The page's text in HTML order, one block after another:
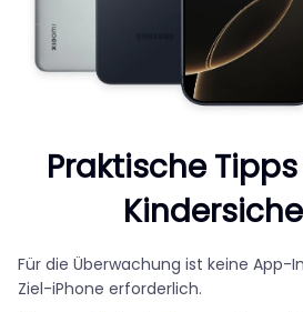
Praktische
Für die Überwachung ist keine App-
Ziel-iPhone erforderlich.